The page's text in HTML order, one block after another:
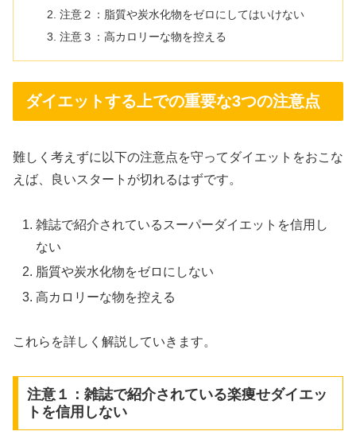
注意２：脂質や炭水化物をゼロにしてはいけない
注意３：高カロリーな物を控える
ダイエットする上での重要な3つの注意点
難しく考えずに以下の注意点を守ってダイエットをおこな
えば、良いスタートが切れるはずです。
雑誌で紹介されているスーパーダイエットを信用し
ない
脂質や炭水化物をゼロにしない
高カロリーな物を控える
これらを詳しく解説していきます。
注意１：雑誌で紹介されている楽痩せダイエッ
トを信用しない